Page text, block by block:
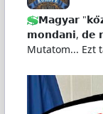
𝗠𝗮𝗴𝘆𝗮𝗿
𝗺𝗼𝗻𝗱𝗮𝗻𝗶, 𝗱𝗲
Mutatom... Ezt